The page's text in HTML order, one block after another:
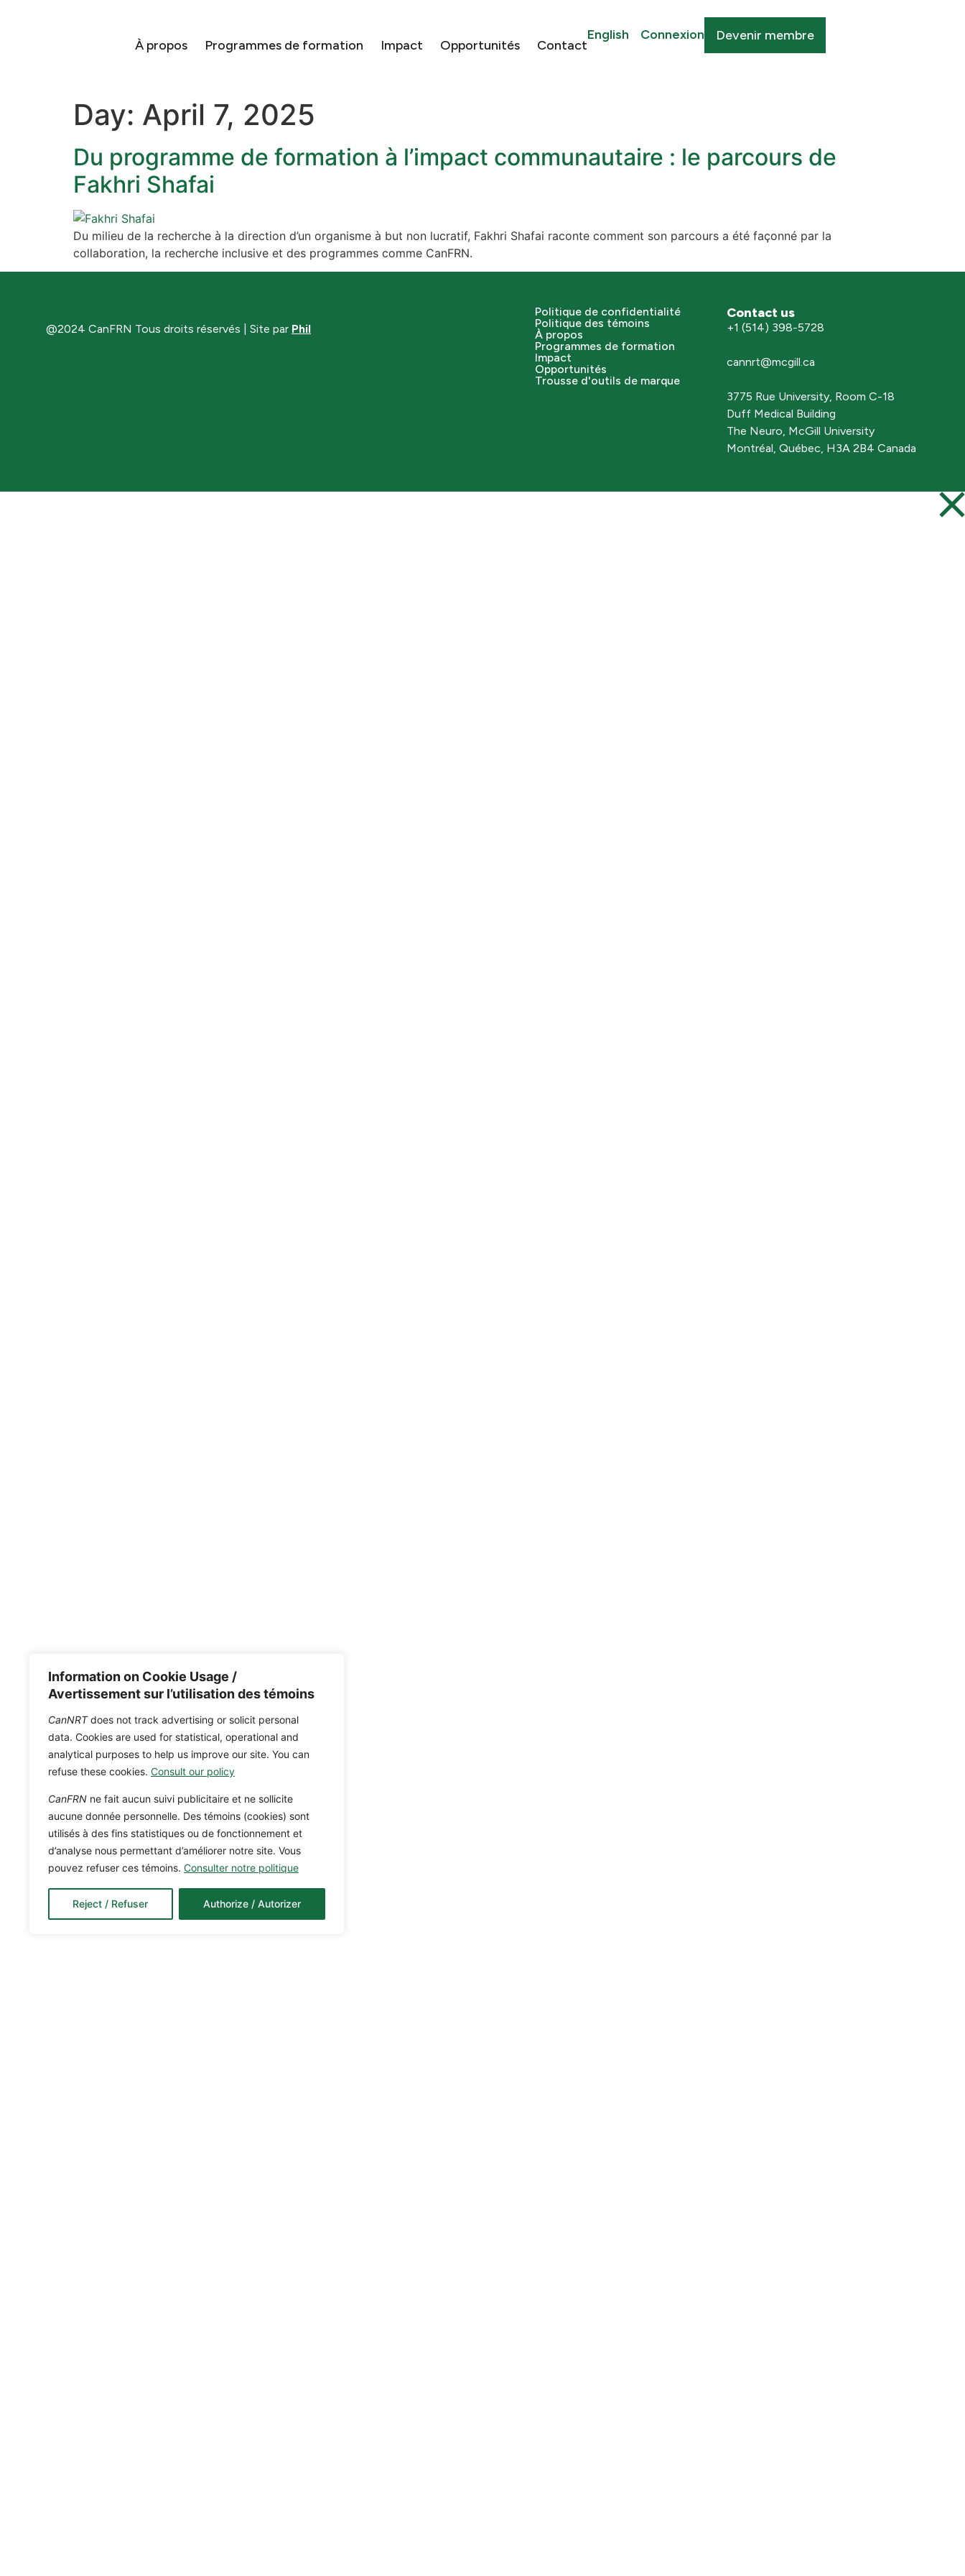
Information on Cookie Usage /
Avertissement sur l’utilisation des témoins
CanNRTdoes not track advertising or solicit personal
data. Cookies are used for statistical, operational and
analytical purposes to help us improve our site. You can
refuse these cookies. Consult our policy
CanFRN ne fait aucun suivi publicitaire et ne sollicite
aucune donnée personnelle. Des témoins (cookies) sont
utilisés à des fins statistiques ou de fonctionnement et
d’analyse nous permettant d’améliorer notre site. Vous
pouvez refuser ces témoins. Consulter notre politique
Reject / Refuser Authorize / Autorizer
À propos Programmes de formation Impact Opportunités Contact
English Connexion Devenir membre
Day: April 7, 2025
Du programme de formation à l’impact communautaire : le parcours de
Fakhri Shafai
Du milieu de la recherche à la direction d’un organisme à but non lucratif, Fakhri Shafai raconte comment son parcours a été façonné par la
collaboration, la recherche inclusive et des programmes comme CanFRN.
@2024 CanFRN Tous droits réservés | Site par Phil
Politique de confidentialité
Politique des témoins
À propos
Programmes de formation
Impact
Opportunités
Trousse d'outils de marque
Contact us
+1 (514) 398-5728
cannrt@mcgill.ca
3775 Rue University, Room C-18
Duff Medical Building
The Neuro, McGill University
Montréal, Québec, H3A 2B4 Canada